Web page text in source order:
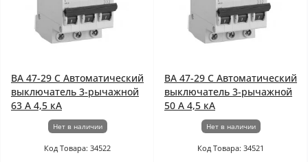
ВА 47-29 C Автоматический
выключатель 3-рычажной
63 А 4,5 кА
Нет в наличии
Код Товара: 34522
ВА 47-29 C Автоматический
выключатель 3-рычажной
50 А 4,5 кА
Нет в наличии
Код Товара: 34521